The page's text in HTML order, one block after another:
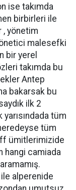
ise takımda
birbirleri ile
, yönetim
malesefki
bir yerel
takımda bu
Antep
bakarsak bu
ilk 2
tüm
tüm
ümitlerimizide
hangi camiada
ile alperenide